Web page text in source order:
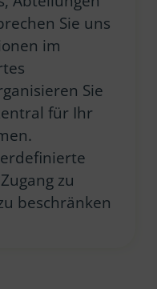
Sie uns
im
Sie
für Ihr
zu
beschränken